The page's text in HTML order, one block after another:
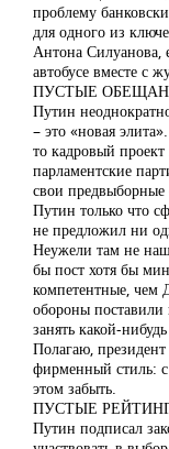
проблему
для одного из
Антона Силуанова,
автобусе вместе с
ПУСТЫЕ
Путин
– это «новая
то кадровый
парламентские
свои предвыборные
Путин только что
не предложил ни
Неужели там не
бы пост хотя бы
компетентные, чем
обороны поставили
занять какой-
Полагаю,
фирменный стиль:
этом забыть.
ПУСТЫЕ
Путин подписал